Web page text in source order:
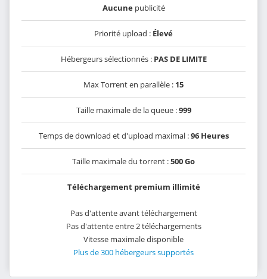
Aucunepublicité
Priorité upload : Élevé
Hébergeurs sélectionnés : PAS DE LIMITE
Max Torrent en parallèle : 15
Taille maximale de la queue :999
Temps de download et d'upload maximal :96 Heures
Taille maximale du torrent :500 Go
Téléchargement premium illimité
Pas d'attente avant téléchargement
Pas d'attente entre 2 téléchargements
Vitesse maximale disponible
Plus de 300 hébergeurs supportés